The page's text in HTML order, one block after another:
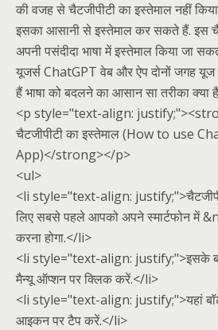
की वजह से चैटजीपीटी का इस्तेमाल नहीं
इसका आसानी से इस्तेमाल कर सकते हैं. इस
अपनी पसंदीदा भाषा में इस्तेमाल किया जा
यूजर्स ChatGPT वेब और ऐप दोनों जगह
हैं भाषा को बदलने का आसान सा तरीका
<p style="text-align:
चैटजीपीटी का इस्तेमाल (How to use
App)</strong></p>
<ul>
<li style="text-align:
लिए सबसे पहले आपको अपने स्मार्टफोन में
करना होगा.</li>
<li style="text-align: justify;">इसके
मैन्यू ऑप्शन पर क्लिक करें.</li>
<li style="text-align: justify;">यहां
आइकन पर टैप करें.</li>